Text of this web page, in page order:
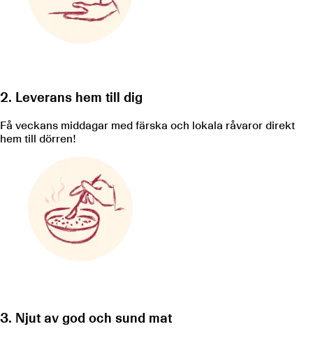
2. Leverans hem till dig
Få veckans middagar med färska och lokala råvaror direkt
hem till dörren!
3. Njut av god och sund mat